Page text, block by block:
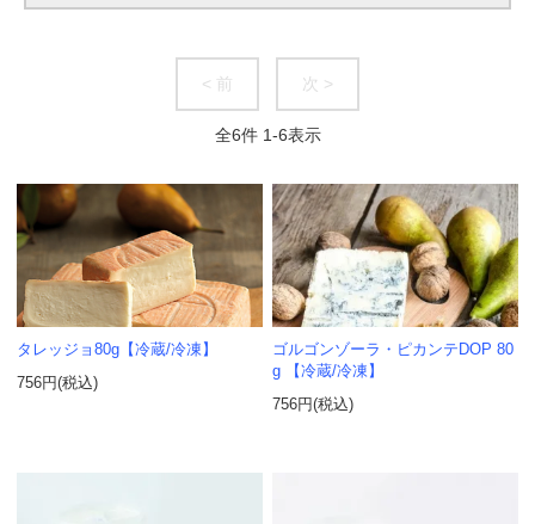
< 前 次 >
全6件 1-6表示
タレッジョ80g【冷蔵/冷凍】
756円(税込)
ゴルゴンゾーラ・ピカンテDOP 80
g 【冷蔵/冷凍】
756円(税込)